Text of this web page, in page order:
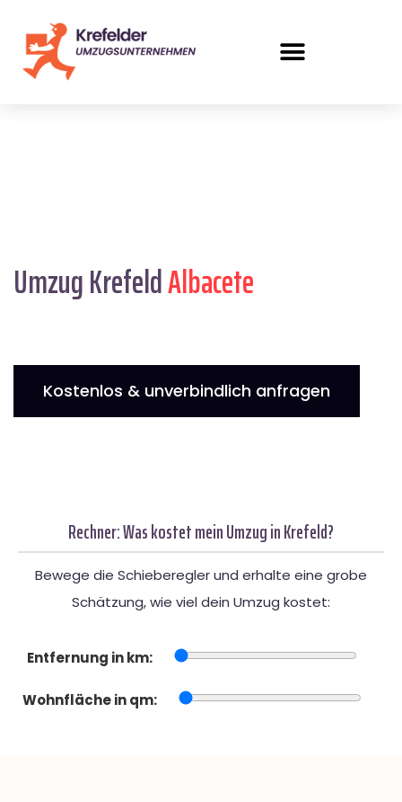
Umzug KrefeldAlbacete
Kostenlos & unverbindlich anfragen
Rechner: Was kostet mein Umzug in Krefeld?
Bewege die Schieberegler und erhalte eine grobe
Schätzung, wie viel dein Umzug kostet:
Entfernung in km:
Wohnfläche in qm: